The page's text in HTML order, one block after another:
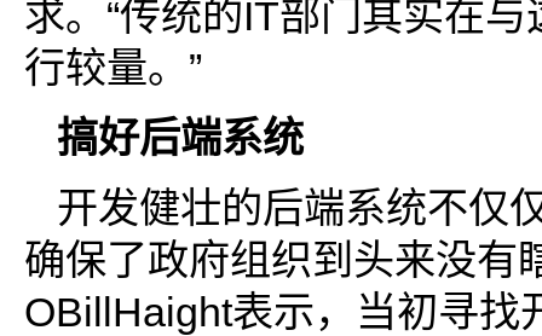
求。“传统的IT部门其实在
行较量。”
搞好后端系统
开发健壮的后端系统不仅
确保了政府组织到头来没有
OBillHaight表示，当初寻找